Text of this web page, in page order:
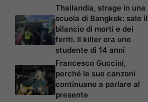
Thailandia, strage in una
scuola di Bangkok: sale il
bilancio di morti e dei
feriti. Il killer era uno
studente di 14 anni
Francesco Guccini,
perché le sue canzoni
continuano a parlare al
presente